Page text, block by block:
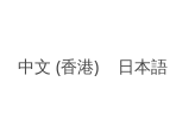
中文 (香港) 日本語